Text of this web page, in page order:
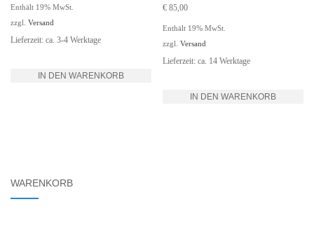
Enthält 19% MwSt.
zzgl. Versand
Lieferzeit: ca. 3-4 Werktage
IN DEN WARENKORB
€ 85,00
Enthält 19% MwSt.
zzgl.Versand
Lieferzeit: ca. 14 Werktage
IN DEN WARENKORB
WARENKORB